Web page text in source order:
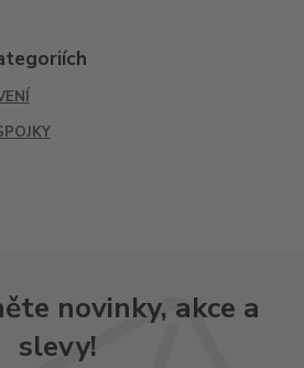
novinky, akce a
slevy!